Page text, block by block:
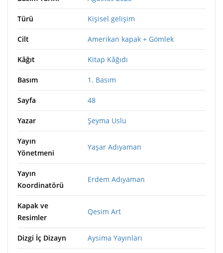
Türü Kişisel gelişim
Cilt Amerikan kapak + Gömlek
Kâğıt Kitap Kâğıdı
Basım 1. Basım
Sayfa 48
Yazar Şeyma Uslu
Yayın
Yönetmeni
Yaşar Adıyaman
Yayın
Koordinatörü
Erdem Adıyaman
Kapak ve
Resimler
Qesim Art
Dizgi İç Dizayn Aysima Yayınları